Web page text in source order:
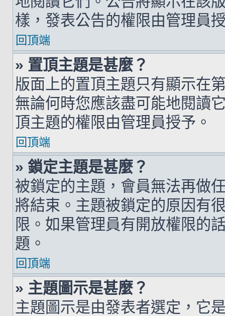
樣，發表公告的權限由管理員
回頂端
» 置頂主題是甚麼？
版面上的置頂主題只有顯示在
無論何時您應該盡可能地閱讀
頂主題的權限由管理員授予。
回頂端
» 鎖定主題是甚麼？
被鎖定的主題，會員無法再做
將結束。主題被鎖定的原因有
限。如果管理員有開放權限的
題。
回頂端
» 主題圖示是甚麼？
主題圖示是由發表者選定，它